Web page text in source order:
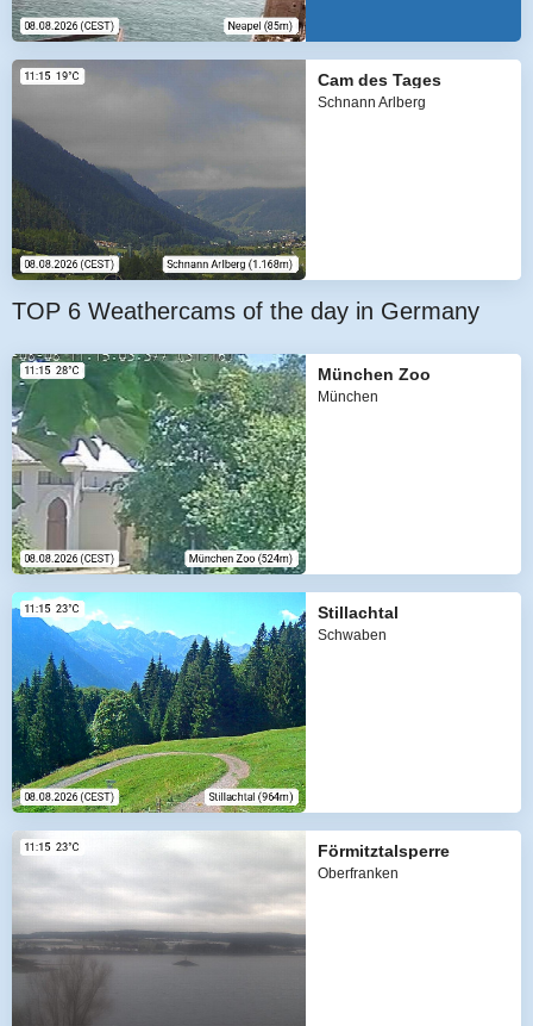
Cam des Tages
Schnann Arlberg
TOP 6 Weathercams of the day in Germany
München Zoo
München
Stillachtal
Schwaben
Förmitztalsperre
Oberfranken